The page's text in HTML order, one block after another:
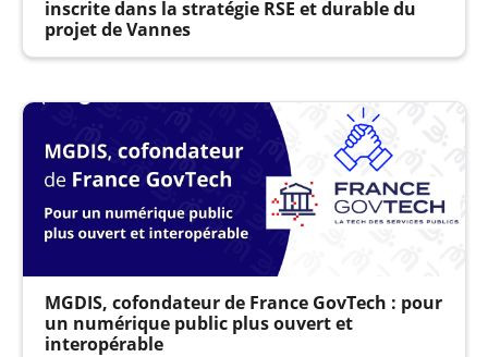
inscrite dans la stratégie RSE et durable du
projet de Vannes
MGDIS, cofondateur de France GovTech : pour
un numérique public plus ouvert et
interopérable